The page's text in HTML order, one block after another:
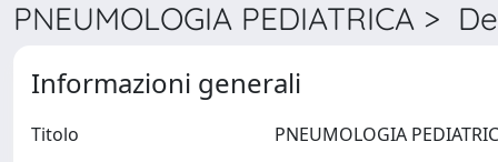
PNEUMOLOGIA PEDIATRICA >
Informazioni generali
Titolo